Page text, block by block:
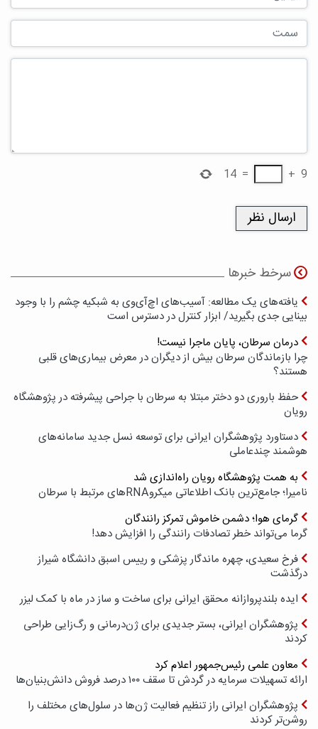
9
+
=
14
سرخط خبرها
یافته‌های یک مطالعه: آسیب‌های اچ‌آی‌وی به شبکیه چشم را با وجود
بینایی جدی بگیرید/ ابزار کنترل در دسترس است
درمان سرطان، پایان ماجرا نیست!
چرا بازماندگان سرطان بیش از دیگران در معرض بیماری‌های قلبی
هستند؟
حفظ باروری دو دختر مبتلا به سرطان با جراحی پیشرفته در پژوهشگاه
رویان
دستاورد پژوهشگران ایرانی برای توسعه نسل جدید سامانه‌های
هوشمند چندعاملی
به همت پژوهشگاه رویان راه‌اندازی شد
نامیرا؛ جامع‌ترین بانک اطلاعاتی میکروRNAهای مرتبط با سرطان
گرمای هوا؛ دشمن خاموش تمرکز رانندگان
گرما می‌تواند خطر تصادفات رانندگی را افزایش دهد!
فرخ سعیدی، چهره ماندگار پزشکی و رییس اسبق دانشگاه شیراز
درگذشت
ایده بلندپروازانه محقق ایرانی برای ساخت و ساز در ماه با کمک لیزر
پژوهشگران ایرانی، بستر جدیدی برای ژن‌درمانی و رگ‌زایی طراحی
کردند
معاون علمی رئیس‌جمهور اعلام کرد
ارائه تسهیلات سرمایه در گردش تا سقف ۱۰۰ درصد فروش دانش‌بنیان‌ها
پژوهشگران ایرانی راز تنظیم فعالیت ژن‌ها در سلول‌های مختلف را
روشن‌تر کردند